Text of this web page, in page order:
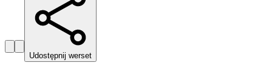
Udostępnij werset